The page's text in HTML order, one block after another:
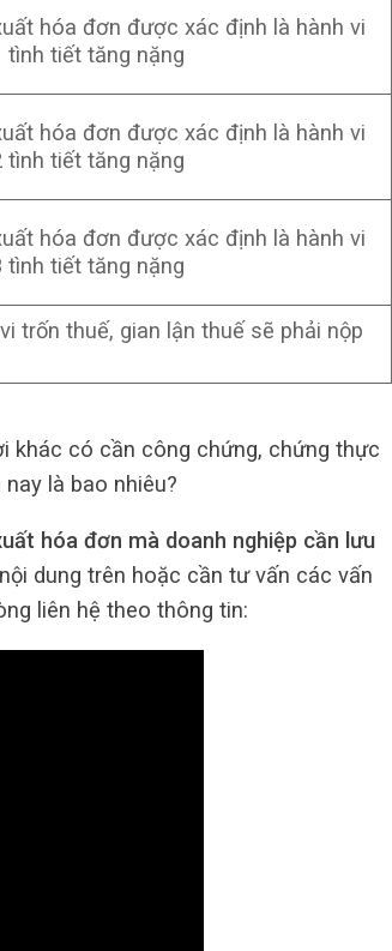
hóa đơn được xác định là hành vi
tiết tăng nặng
hóa đơn được xác định là hành vi
tiết tăng nặng
hóa đơn được xác định là hành vi
tiết tăng nặng
trốn thuế, gian lận thuế sẽ phải nộp
khác có cần công chứng, chứng thực
nay là bao nhiêu?
hóa đơn mà doanh nghiệp cần lưu
dung trên hoặc cần tư vấn các vấn
liên hệ theo thông tin: